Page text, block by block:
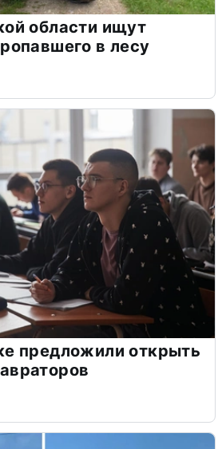
области ищут
в лесу
предложили открыть